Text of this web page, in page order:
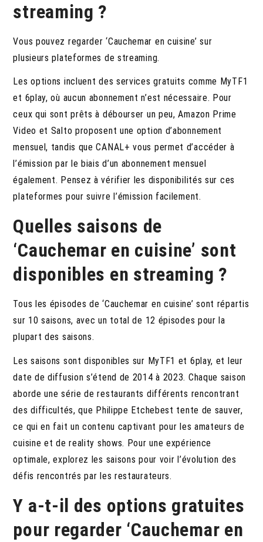
streaming ?
Vous pouvez regarder ‘Cauchemar en cuisine’ sur
plusieurs plateformes de streaming.
Les options incluent des services gratuits comme MyTF1
et 6play, où aucun abonnement n’est nécessaire. Pour
ceux qui sont prêts à débourser un peu, Amazon Prime
Video et Salto proposent une option d’abonnement
mensuel, tandis que CANAL+ vous permet d’accéder à
l’émission par le biais d’un abonnement mensuel
également. Pensez à vérifier les disponibilités sur ces
plateformes pour suivre l’émission facilement.
Quelles saisons de
‘Cauchemar en cuisine’ sont
disponibles en streaming ?
Tous les épisodes de ‘Cauchemar en cuisine’ sont répartis
sur 10 saisons, avec un total de 12 épisodes pour la
plupart des saisons.
Les saisons sont disponibles sur MyTF1 et 6play, et leur
date de diffusion s’étend de 2014 à 2023. Chaque saison
aborde une série de restaurants différents rencontrant
des difficultés, que Philippe Etchebest tente de sauver,
ce qui en fait un contenu captivant pour les amateurs de
cuisine et de reality shows. Pour une expérience
optimale, explorez les saisons pour voir l’évolution des
défis rencontrés par les restaurateurs.
Y a-t-il des options gratuites
pour regarder ‘Cauchemar en